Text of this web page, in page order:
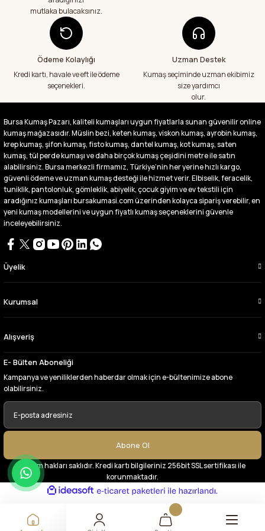
Aradığım kumaşçı artık hep buradan alış
veriş yapacağım in şa Allah çünkü 4 farklı
kumaş aldım hem ölçü olarak hem
görüntü,doku olarak çok memnun kaldım
emeği geçenlere teşekkür ediyorum
A... S... | 24/07/2026
büyük kolaylık emeği geçenlere teşekkür
ediyorum
Abdurrahman Samsur | 24/07/2026
Buradan ikinci alışverişim ikisinden de çok
memnun kaldım teşekkürler.
Büşra Singeç | 02/07/2026
Bursa kumaş pazarından defalarca kumaş
aldım videoda anlatılıp gosterildigi gibi
uygun fiyatlarından ve kalitesinden dolayı
tercih ettiğim kumaşçi
Çok memnun kaldım,teşekkürler
A... Y... | 13/06/2026
Deneyimini Paylaş
mutlaka bulacaksınız.
Ödeme Kolaylığı
Kredi kartı, havale ve eft ile ödeme
seçenekleri.
Uzman Destek
Kumaş seçiminde uzman ekibimiz
size yardımcı
olur.
Bursa Kumaş Pazarı, kaliteli kumaşları uygun fiyatlarla sunan güvenilir online
kumaş mağazasıdır. Müslin bezi, keten kumaş, viskon kumaş, ayrobin kumaş,
krep kumaş, şifon kumaş, fisto kumaş, dantel kumaş, kot kumaş, saten
kumaş, tül perde kumaşı ve daha birçok kumaş çeşidini metre ile satın
alabilirsiniz. Bursa merkezli firmamız, Türkiye’nin her yerine hızlı kargo,
güvenli ödeme ve uzman kumaş desteği ile hizmet verir. Elbiselik, feracelik,
tuniklik, pantolonluk, gömleklik, abiyelik, çocuk giyim ve ev tekstili için
aradığınız kumaşları bursakumasi.com üzerinden kolayca sipariş verebilir, en
yeni kumaş modellerini ve uygun fiyatlı kumaş seçeneklerini güvenle
inceleyebilirsiniz.
Üyelik
Kurumsal
Alışveriş
E- Bülten Aboneliği
Kampanya ve yeniliklerden haberdar olmak için e-bültenimize abone
olabilirsiniz.
Abone Ol
© Tüm hakları saklıdır. Kredi kartı bilgileriniz 256bit SSL sertifikası ile
korunmaktadır.
ideasoft
e-
paketleri